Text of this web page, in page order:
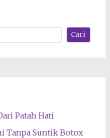
Cari
Patah Hati
Tanpa Suntik Botox